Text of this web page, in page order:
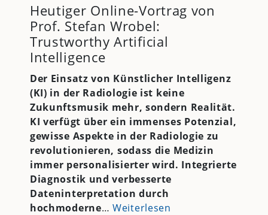
Heutiger Online-Vortrag von
Prof. Stefan Wrobel:
Trustworthy Artificial
Intelligence
Der Einsatz von Künstlicher Intelligenz
(KI) in der Radiologie ist keine
Zukunftsmusik mehr, sondern Realität.
KI verfügt über ein immenses Potenzial,
gewisse Aspekte in der Radiologie zu
revolutionieren, sodass die Medizin
immer personalisierter wird. Integrierte
Diagnostik und verbesserte
Dateninterpretation durch
hochmoderne…Weiterlesen